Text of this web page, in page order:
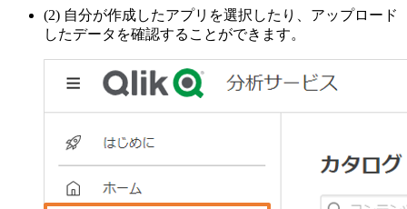
(2) 自分が作成したアプリを選択したり、アップロード
したデータを確認することができます。